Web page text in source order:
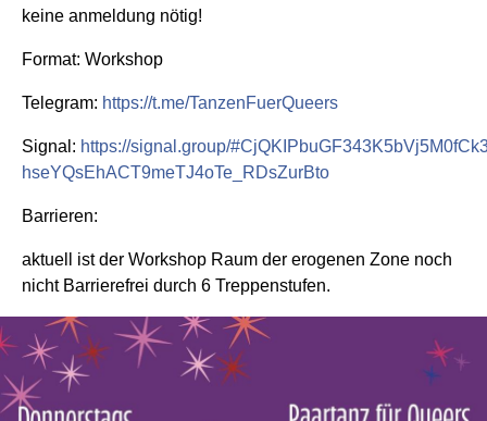
keine anmeldung nötig!
Format: Workshop
Telegram: https://t.me/TanzenFuerQueers
Signal: https://signal.group/
hseYQsEhACT9meTJ4oTe_RDsZurBto
Barrieren:
aktuell ist der Workshop Raum der erogenen Zone noch
nicht Barrierefrei durch 6 Treppenstufen.